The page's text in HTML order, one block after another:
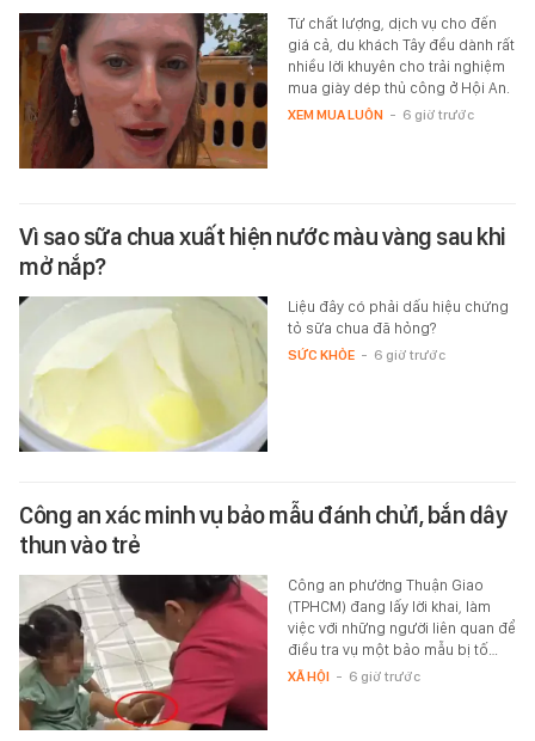
Từ chất lượng, dịch vụ cho đến
giá cả, du khách Tây đều dành rất
nhiều lời khuyên cho trải nghiệm
mua giày dép thủ công ở Hội An.
XEM MUA LUÔN - 6 giờ trước
Vì sao sữa chua xuất hiện nước màu vàng sau khi
mở nắp?
Liệu đây có phải dấu hiệu chứng
tỏ sữa chua đã hỏng?
SỨC KHỎE - 6 giờ trước
Công an xác minh vụ bảo mẫu đánh chửi, bắn dây
thun vào trẻ
Công an phường Thuận Giao
(TPHCM) đang lấy lời khai, làm
việc với những người liên quan để
điều tra vụ một bảo mẫu bị tố…
XÃ HỘI - 6 giờ trước